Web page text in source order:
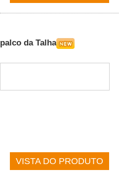
palco da Talha
VISTA DO PRODUTO